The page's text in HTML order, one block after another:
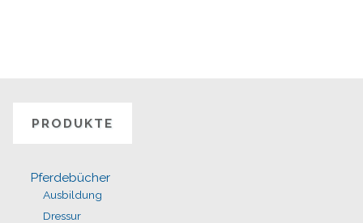
PRODUKTE
Pferdebücher
Ausbildung
Dressur